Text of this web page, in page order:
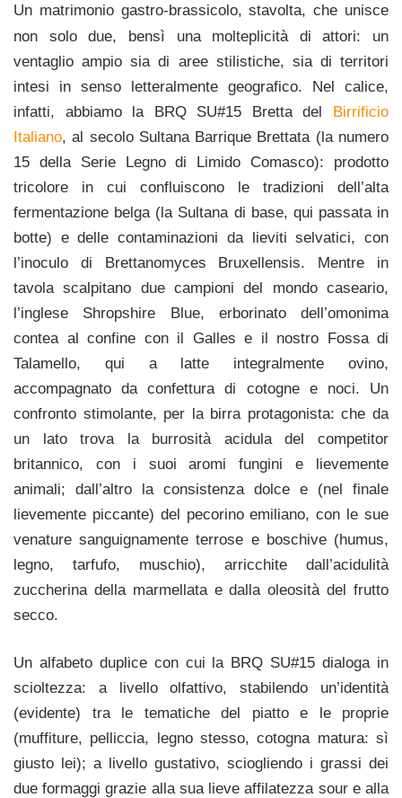
Un matrimonio gastro-brassicolo, stavolta, che unisce
non solo due, bensì una molteplicità di attori: un
ventaglio ampio sia di aree stilistiche, sia di territori
intesi in senso letteralmente geografico. Nel calice,
infatti, abbiamo la BRQ SU#15 Bretta del Birrificio
Italiano, al secolo Sultana Barrique Brettata (la numero
15 della Serie Legno di Limido Comasco): prodotto
tricolore in cui confluiscono le tradizioni dell’alta
fermentazione belga (la Sultana di base, qui passata in
botte) e delle contaminazioni da lieviti selvatici, con
l’inoculo di Brettanomyces Bruxellensis. Mentre in
tavola scalpitano due campioni del mondo caseario,
l’inglese Shropshire Blue, erborinato dell’omonima
contea al confine con il Galles e il nostro Fossa di
Talamello, qui a latte integralmente ovino,
accompagnato da confettura di cotogne e noci. Un
confronto stimolante, per la birra protagonista: che da
un lato trova la burrosità acidula del competitor
britannico, con i suoi aromi fungini e lievemente
animali; dall’altro la consistenza dolce e (nel finale
lievemente piccante) del pecorino emiliano, con le sue
venature sanguignamente terrose e boschive (humus,
legno, tarfufo, muschio), arricchite dall’acidulità
zuccherina della marmellata e dalla oleosità del frutto
secco.
Un alfabeto duplice con cui la BRQ SU#15 dialoga in
scioltezza: a livello olfattivo, stabilendo un’identità
(evidente) tra le tematiche del piatto e le proprie
(muffiture, pelliccia, legno stesso, cotogna matura: sì
giusto lei); a livello gustativo, sciogliendo i grassi dei
due formaggi grazie alla sua lieve affilatezza sour e alla